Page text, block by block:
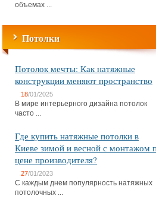
объемах ...
Потолки
Потолок мечты: Как натяжные
конструкции меняют пространство
18/01/2025
В мире интерьерного дизайна потолок
часто ...
Где купить натяжные потолки в
Киеве зимой и весной с монтажом
цене производителя?
27/01/2023
С каждым днем популярность натяжных
потолочных ...